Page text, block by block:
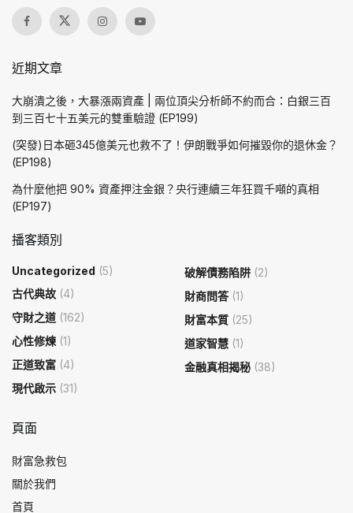
近期文章
大崩潰之後，大暴漲兩資產 | 兩位頂尖分析師不約而合：白銀三百
到三百七十五美元的雙重驗證 (EP199)
(突發)日本砸345億美元也救不了！伊朗戰爭如何摧毀你的退休金？
(EP198)
為什麼他把 90% 資產押注金銀？央行連續三年狂買千噸的真相
(EP197)
播客類別
Uncategorized (5)
古代典故 (4)
守財之道 (162)
心性修煉 (1)
正道致富 (4)
現代啟示 (31)
破解債務陷阱 (2)
財商問答(1)
財富本質 (25)
道家智慧 (1)
金融真相揭秘 (38)
頁面
財富急救包
關於我們
首頁